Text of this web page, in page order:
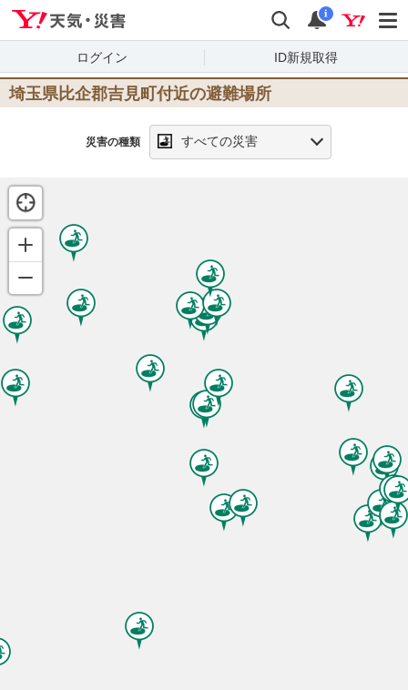
検索 通知
i
ログイン ID新規取得
埼玉県比企郡吉見町 付近の避難場所
災害の種類 すべての災害